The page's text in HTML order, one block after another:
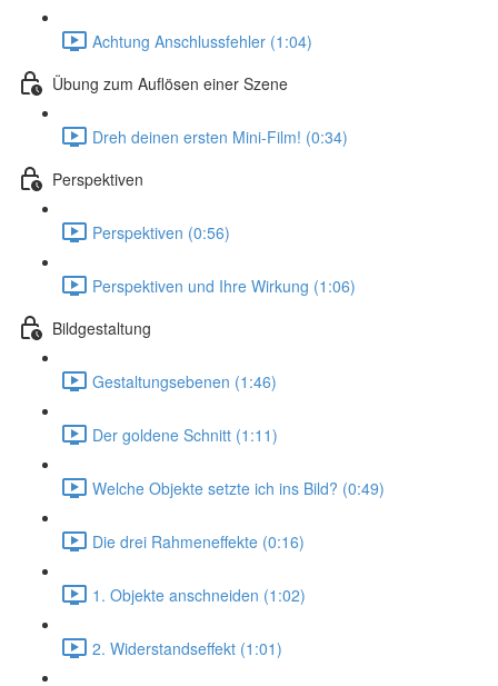
Achtung Anschlussfehler (1:04)
Übung zum Auflösen einer Szene
Dreh deinen ersten Mini-Film! (0:34)
Perspektiven
Perspektiven (0:56)
Perspektiven und Ihre Wirkung (1:06)
Bildgestaltung
Gestaltungsebenen (1:46)
Der goldene Schnitt (1:11)
Welche Objekte setzte ich ins Bild? (0:49)
Die drei Rahmeneffekte (0:16)
1. Objekte anschneiden (1:02)
2. Widerstandseffekt (1:01)